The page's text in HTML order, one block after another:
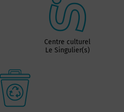
Centre culturel
Le Singulier(s)